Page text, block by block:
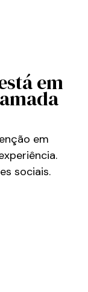
em
em
sociais.